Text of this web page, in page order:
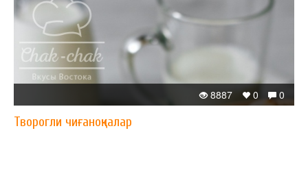
0
0
8887
Творогли чиғаноқчалар